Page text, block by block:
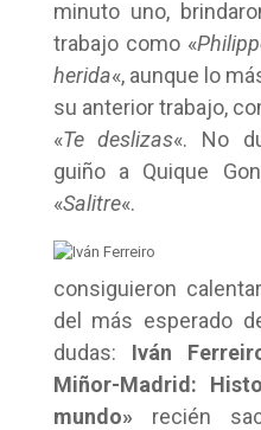
minuto uno,
trabajo como «
herida«, aunque lo
su anterior trabajo,
«Te deslizas«. No
guiño a Quique
«Salitre«.
consiguieron
del más esperado
dudas: Iván
Miñor-Madrid:
mundo»recién